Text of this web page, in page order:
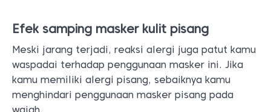
Efek samping masker kulit pisang
Meski jarang terjadi, reaksi alergi juga patut kamu
waspadai terhadap penggunaan masker ini. Jika
kamu memiliki alergi pisang, sebaiknya kamu
menghindari penggunaan masker pisang pada